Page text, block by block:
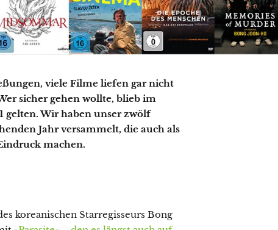
viele Filme liefen gar nicht
sicher gehen wollte, blieb im
gelten. Wir haben unser zwölf
Jahr versammelt, die auch als
machen.
koreanischen Starregisseurs Bong